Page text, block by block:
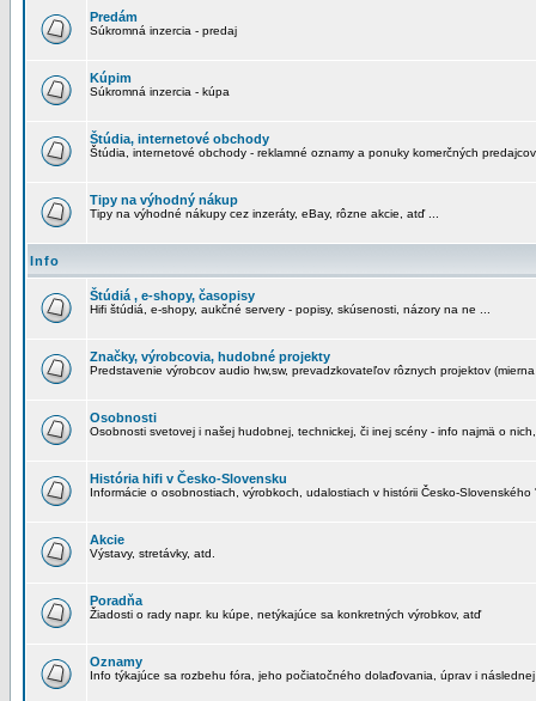
Predám
Súkromná inzercia - predaj
Kúpim
Súkromná inzercia - kúpa
Štúdia, internetové obchody
Štúdia, internetové obchody - reklamné oznamy a ponuky komerčných predajcov
Tipy na výhodný nákup
Tipy na výhodné nákupy cez inzeráty, eBay, rôzne akcie, atď ...
Info
Štúdiá , e-shopy, časopisy
Hifi štúdiá, e-shopy, aukčné servery - popisy, skúsenosti, názory na ne ...
Značky, výrobcovia, hudobné projekty
Predstavenie výrobcov audio hw,sw, prevadzkovateľov rôznych projektov
Osobnosti
Osobnosti svetovej i našej hudobnej, technickej, či inej scény - info najmä o
História hifi v Česko-Slovensku
Informácie o osobnostiach, výrobkoch, udalostiach v histórii Česko-Slovenského
Akcie
Výstavy, stretávky, atd.
Poradňa
Žiadosti o rady napr. ku kúpe, netýkajúce sa konkretných výrobkov, atď
Oznamy
Info týkajúce sa rozbehu fóra, jeho počiatočného dolaďovania, úprav i